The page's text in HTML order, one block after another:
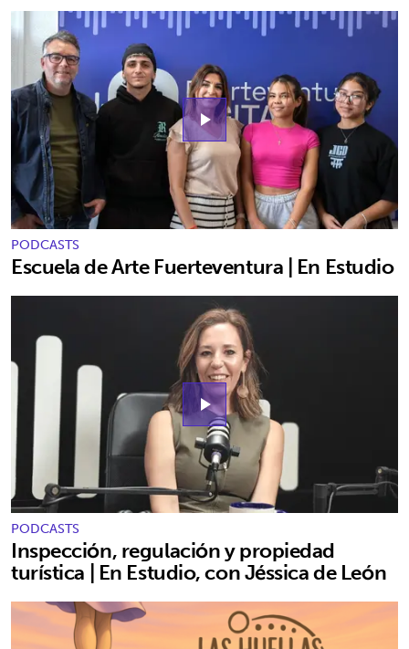
play_arrow
PODCASTS
Escuela de Arte Fuerteventura | En Estudio
play_arrow
PODCASTS
Inspección, regulación y propiedad
turística | En Estudio, con Jéssica de León